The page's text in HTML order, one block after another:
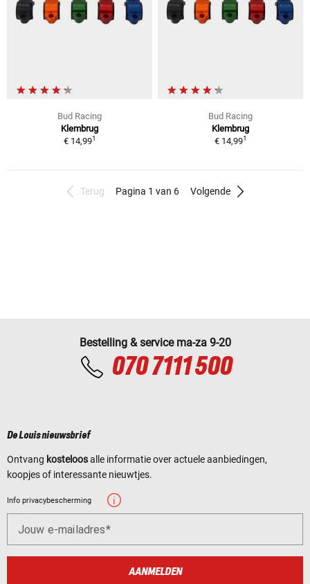
Bud Racing
Klembrug
€ 14,991
Bud Racing
Klembrug
€ 14,991
Terug Pagina 1 van 6 Volgende
Bestelling & service ma-za 9-20
070 7111 500
De Louis nieuwsbrief
Ontvang kosteloosalle informatie over actuele aanbiedingen,
koopjes of interessante nieuwtjes.
Info privacybescherming
Jouw e-mailadres
AANMELDEN